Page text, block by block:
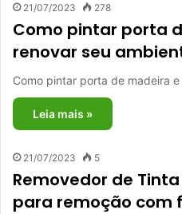
21/07/2023 278
Como pintar porta
renovar seu
Como pintar porta de madeira
Leia mais »
21/07/2023 5
Removedor de
para remoção com